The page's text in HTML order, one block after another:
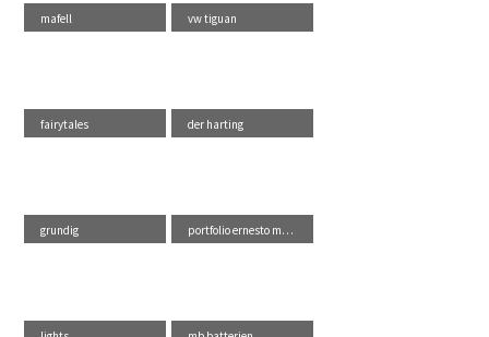
mafell vw tiguan
fairytales der harting
grundig portfolio ernesto ma...